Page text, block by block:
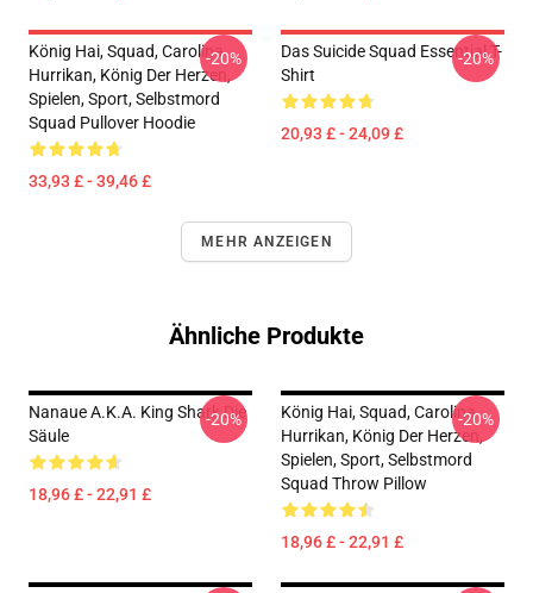
König Hai, Squad, Carolina
Hurrikan, König Der Herzen,
Spielen, Sport, Selbstmord
Squad Pullover Hoodie
33,93 £ - 39,46 £
-20%
Das Suicide Squad Essential T-
Shirt
20,93 £ - 24,09 £
-20%
MEHR ANZEIGEN
Ähnliche Produkte
Nanaue A.K.A. King Shark Die
Säule
18,96 £ - 22,91 £
-20%
König Hai, Squad, Carolina
Hurrikan, König Der Herzen,
Spielen, Sport, Selbstmord
Squad Throw Pillow
18,96 £ - 22,91 £
-20%